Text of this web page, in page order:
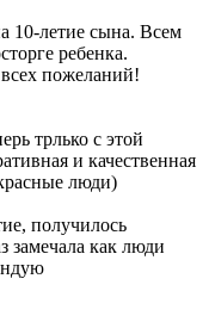
10-летие сына. Всем
ребенка.
всех пожеланий!
трлько с этой
и качественная
люди)
получилось
замечала как люди